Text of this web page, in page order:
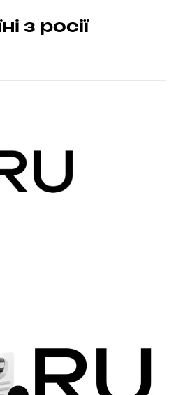
з росії